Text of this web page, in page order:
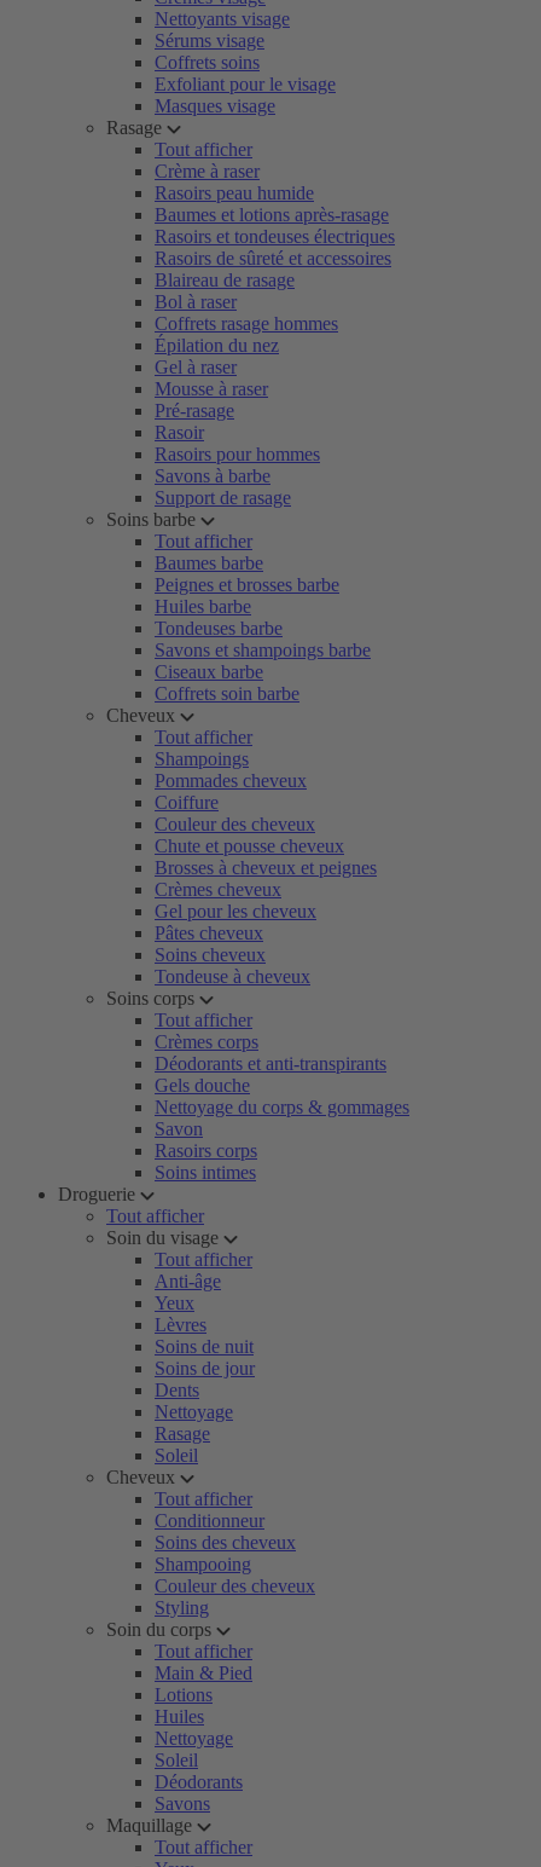
Nettoyants visage
Sérums visage
Coffrets soins
Exfoliant pour le visage
Masques visage
Rasage
Tout afficher
Crème à raser
Rasoirs peau humide
Baumes et lotions après-rasage
Rasoirs et tondeuses électriques
Rasoirs de sûreté et accessoires
Blaireau de rasage
Bol à raser
Coffrets rasage hommes
Épilation du nez
Gel à raser
Mousse à raser
Pré-rasage
Rasoir
Rasoirs pour hommes
Savons à barbe
Support de rasage
Soins barbe
Tout afficher
Baumes barbe
Peignes et brosses barbe
Huiles barbe
Tondeuses barbe
Savons et shampoings barbe
Ciseaux barbe
Coffrets soin barbe
Cheveux
Tout afficher
Shampoings
Pommades cheveux
Coiffure
Couleur des cheveux
Chute et pousse cheveux
Brosses à cheveux et peignes
Crèmes cheveux
Gel pour les cheveux
Pâtes cheveux
Soins cheveux
Tondeuse à cheveux
Soins corps
Tout afficher
Crèmes corps
Déodorants et anti-transpirants
Gels douche
Nettoyage du corps & gommages
Savon
Rasoirs corps
Soins intimes
Droguerie
Tout afficher
Soin du visage
Tout afficher
Anti-âge
Yeux
Lèvres
Soins de nuit
Soins de jour
Dents
Nettoyage
Rasage
Soleil
Cheveux
Tout afficher
Conditionneur
Soins des cheveux
Shampooing
Couleur des cheveux
Styling
Soin du corps
Tout afficher
Main & Pied
Lotions
Huiles
Nettoyage
Soleil
Déodorants
Savons
Maquillage
Tout afficher